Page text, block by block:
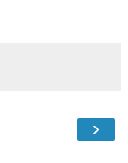
›